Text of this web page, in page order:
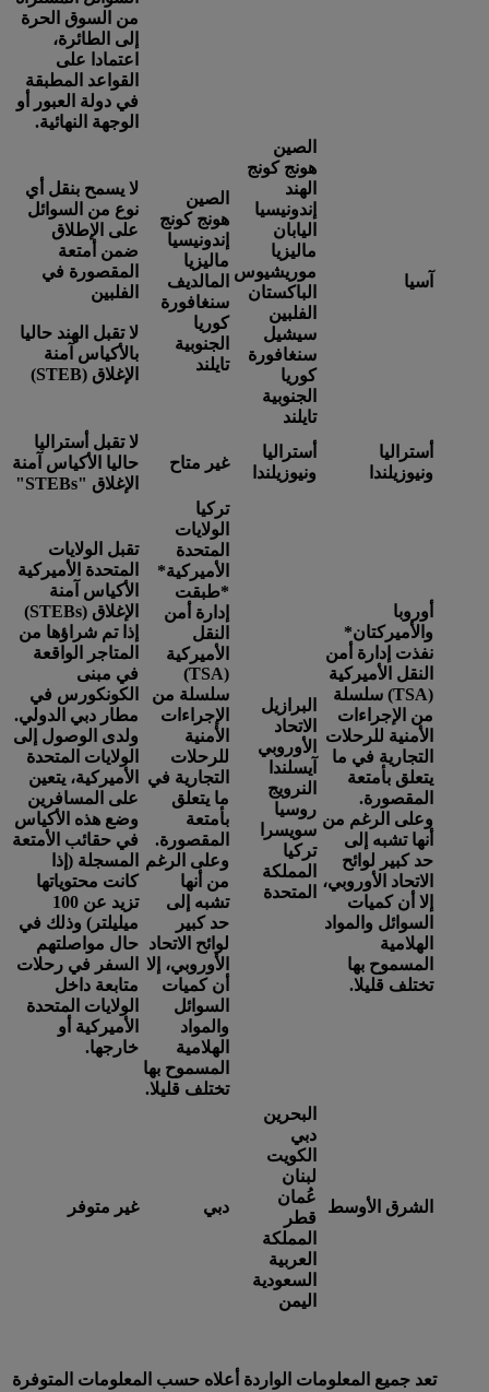
من السوق الحرة
إلى الطائرة،
اعتمادا على
القواعد المطبقة
في دولة العبور أو
الوجهة النهائية.
آسيا
الصين
هونج كونج
الهند
إندونيسيا
اليابان
ماليزيا
موريشيوس
الباكستان
الفلبين
سيشيل
سنغافورة
كوريا
الجنوبية
تايلند
الصين
هونج كونج
إندونيسيا
ماليزيا
المالديف
سنغافورة
كوريا
الجنوبية
تايلند
لا يسمح بنقل أي
نوع من السوائل
على الإطلاق
ضمن أمتعة
المقصورة في
الفلبين
لا تقبل الهند حاليا
بالأكياس آمنة
الإغلاق (STEB)
أستراليا
ونيوزيلندا
أستراليا
ونيوزيلندا
غير متاح
لا تقبل أستراليا
حاليا الأكياس آمنة
الإغلاق "STEBs"
أوروبا
والأميركتان*
نفذت إدارة أمن
النقل الأميركية
(TSA) سلسلة
من الإجراءات
الأمنية للرحلات
التجارية في ما
يتعلق بأمتعة
المقصورة.
وعلى الرغم من
أنها تشبه إلى
حد كبير لوائح
الاتحاد الأوروبي،
إلا أن كميات
السوائل والمواد
الهلامية
المسموح بها
تختلف قليلا.
البرازيل
الاتحاد
الأوروبي
آيسلندا
النرويج
روسيا
سويسرا
تركيا
المملكة
المتحدة
تركيا
الولايات
المتحدة
الأميركية*
*طبقت
إدارة أمن
النقل
الأميركية
(TSA)
سلسلة من
الإجراءات
الأمنية
للرحلات
التجارية في
ما يتعلق
بأمتعة
المقصورة.
وعلى الرغم
من أنها
تشبه إلى
حد كبير
لوائح الاتحاد
الأوروبي، إلا
أن كميات
السوائل
والمواد
الهلامية
المسموح بها
تختلف قليلا.
تقبل الولايات
المتحدة الأميركية
الأكياس آمنة
الإغلاق (STEBs)
إذا تم شراؤها من
المتاجر الواقعة
في مبنى
الكونكورس في
مطار دبي الدولي.
ولدى الوصول إلى
الولايات المتحدة
الأميركية، يتعين
على المسافرين
وضع هذه الأكياس
في حقائب الأمتعة
المسجلة (إذا
كانت محتوياتها
تزيد عن 100
ميليلتر) وذلك في
حال مواصلتهم
السفر في رحلات
متابعة داخل
الولايات المتحدة
الأميركية أو
خارجها.
الشرق الأوسط
البحرين
دبي
الكويت
لبنان
عُمان
قطر
المملكة
العربية
السعودية
اليمن
دبي غير متوفر
تعد جميع المعلومات الواردة أعلاه حسب المعلومات المتوفرة